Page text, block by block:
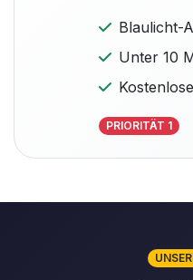
Blaulicht-
Unter 10
PRIORITÄT 1